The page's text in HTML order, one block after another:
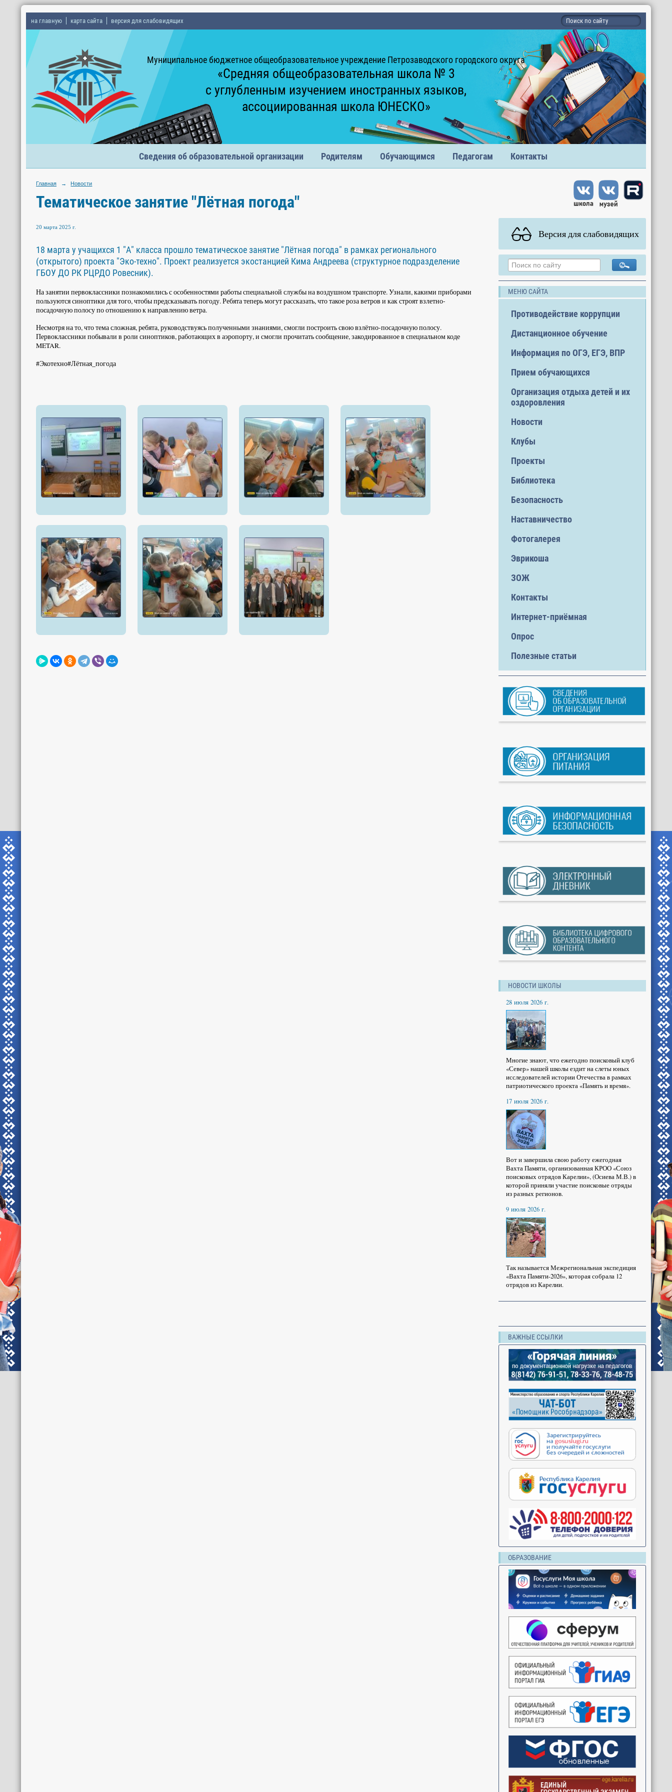
на главную карта сайта версия для слабовидящих
Муниципальное бюджетное общеобразовательное учреждение Петрозаводского городского округа
«Средняя общеобразовательная школа № 3
с углубленным изучением иностранных языков,
ассоциированная школа ЮНЕСКО»
Сведения об образовательной организации Родителям Обучающимся Педагогам Контакты
Главная → Новости
Тематическое занятие "Лётная погода"
20 марта 2025 г.
18 марта у учащихся 1 "А" класса прошло тематическое занятие "Лётная погода" в рамках регионального
(открытого) проекта "Эко-техно". Проект реализуется экостанцией Кима Андреева (структурное подразделение
ГБОУ ДО РК РЦРДО Ровесник).
На занятии первоклассники познакомились с особенностями работы специальной службы на воздушном транспорте. Узнали, какими приборами
пользуются синоптики для того, чтобы предсказывать погоду. Ребята теперь могут рассказать, что такое роза ветров и как строят взлетно-
посадочную полосу по отношению к направлению ветра.
Несмотря на то, что тема сложная, ребята, руководствуясь полученными знаниями, смогли построить свою взлётно-посадочную полосу.
Первоклассники побывали в роли синоптиков, работающих в аэропорту, и смогли прочитать сообщение, закодированное в специальном коде
METAR.
#Экотехно#Лётная_погода
Версия для слабовидящих
МЕНЮ САЙТА
Противодействие коррупции
Дистанционное обучение
Информация по ОГЭ, ЕГЭ, ВПР
Прием обучающихся
Организация отдыха детей и их
оздоровления
Новости
Клубы
Проекты
Библиотека
Безопасность
Наставничество
Фотогалерея
Эврикоша
ЗОЖ
Контакты
Интернет-приёмная
Опрос
Полезные статьи
НОВОСТИ ШКОЛЫ
28 июля 2026 г.
Многие знают, что ежегодно поисковый клуб
«Север» нашей школы ездит на слеты юных
исследователей истории Отечества в рамках
патриотического проекта «Память и время».
17 июля 2026 г.
Вот и завершила свою работу ежегодная
Вахта Памяти, организованная КРОО «Союз
поисковых отрядов Карелии», (Осиева М.В.) в
которой приняли участие поисковые отряды
из разных регионов.
9 июля 2026 г.
Так называется Межрегиональная экспедиция
«Вахта Памяти-2026», которая собрала 12
отрядов из Карелии.
ВАЖНЫЕ ССЫЛКИ
ОБРАЗОВАНИЕ